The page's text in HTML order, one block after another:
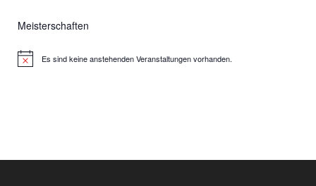
Meisterschaften
HinweisEs sind keine anstehenden Veranstaltungen vorhanden.